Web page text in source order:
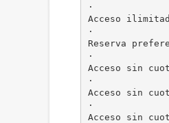
·
Acceso
·
Reserva
·
Acceso sin
·
Acceso sin
·
Acceso sin